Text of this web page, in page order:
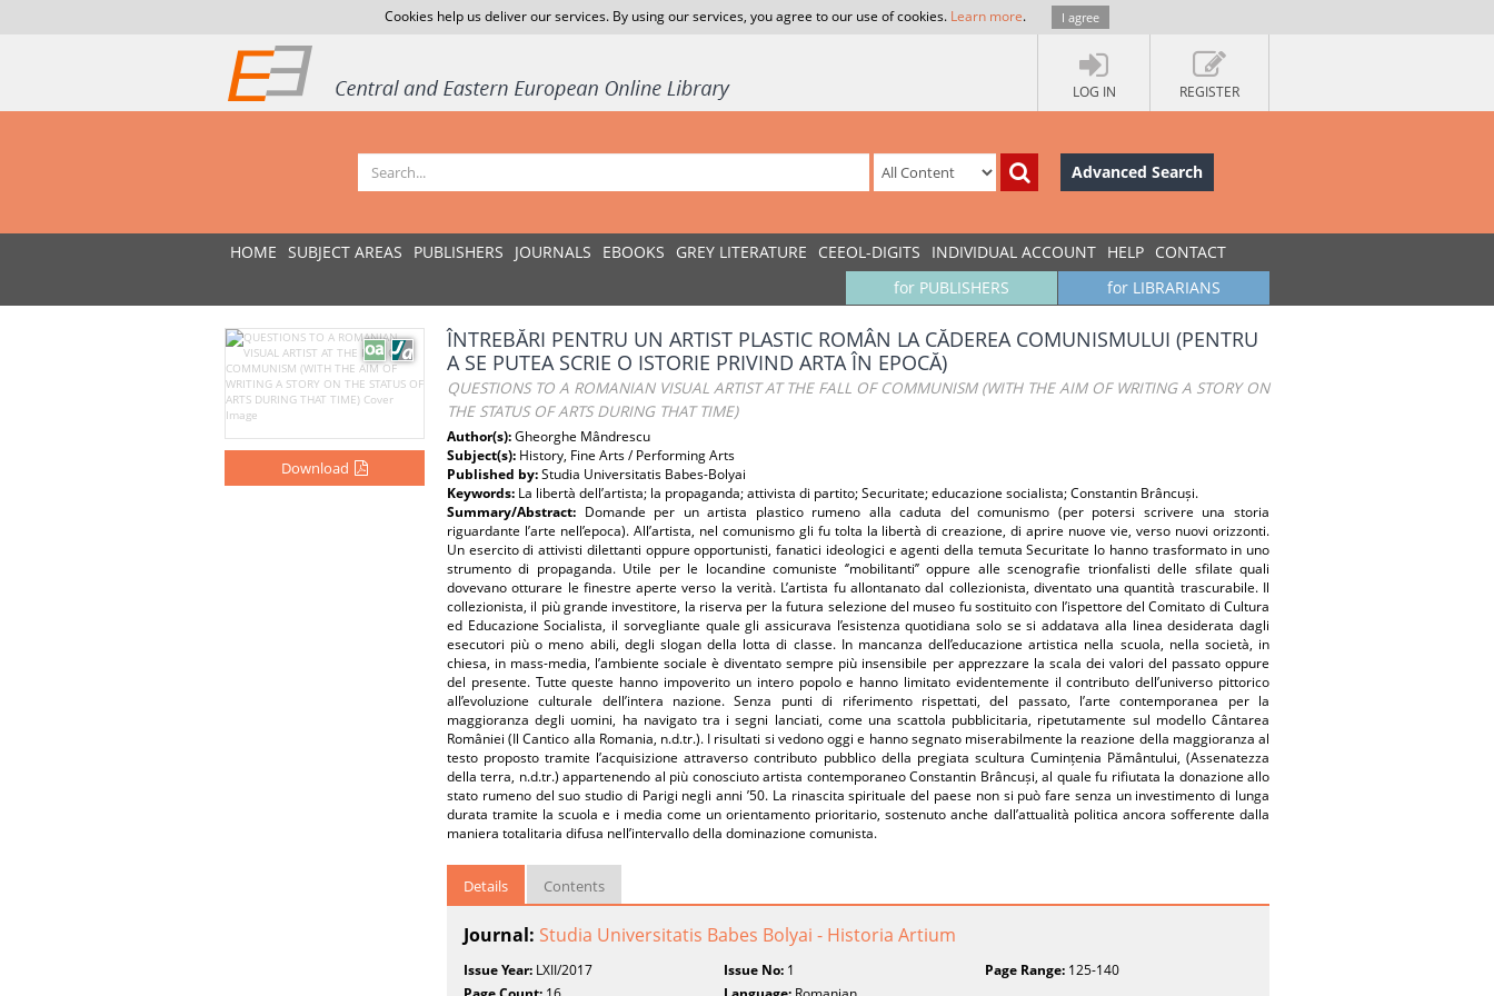
Cookies help us deliver our services. By using our services, you agree to our use of cookies. Learn more. I agree
LOG IN REGISTER
Advanced Search
HOME SUBJECT AREAS PUBLISHERS JOURNALS EBOOKS GREY LITERATURE CEEOL-DIGITS INDIVIDUAL ACCOUNT HELP CONTACT
for LIBRARIANS
for PUBLISHERS
Download
ÎNTREBĂRI PENTRU UN ARTIST PLASTIC ROMÂN LA CĂDEREA COMUNISMULUI (PENTRU
A SE PUTEA SCRIE O ISTORIE PRIVIND ARTA ÎN EPOCĂ)
QUESTIONS TO A ROMANIAN VISUAL ARTIST AT THE FALL OF COMMUNISM (WITH THE AIM OF WRITING A STORY ON
THE STATUS OF ARTS DURING THAT TIME)
Author(s):Gheorghe Mândrescu
Subject(s): History, Fine Arts / Performing Arts
Published by:Studia Universitatis Babes-Bolyai
Keywords: La libertà dell’artista; la propaganda; attivista di partito; Securitate; educazione socialista; Constantin Brâncuși.
Summary/Abstract: Domande per un artista plastico rumeno alla caduta del comunismo (per potersi scrivere una storia
riguardante l’arte nell’epoca). All’artista, nel comunismo gli fu tolta la libertà di creazione, di aprire nuove vie, verso nuovi orizzonti.
Un esercito di attivisti dilettanti oppure opportunisti, fanatici ideologici e agenti della temuta Securitate lo hanno trasformato in uno
strumento di propaganda. Utile per le locandine comuniste ‘’mobilitanti’’ oppure alle scenografie trionfalisti delle sfilate quali
dovevano otturare le finestre aperte verso la verità. L’artista fu allontanato dal collezionista, diventato una quantità trascurabile. Il
collezionista, il più grande investitore, la riserva per la futura selezione del museo fu sostituito con l’ispettore del Comitato di Cultura
ed Educazione Socialista, il sorvegliante quale gli assicurava l’esistenza quotidiana solo se si addatava alla linea desiderata dagli
esecutori più o meno abili, degli slogan della lotta di classe. In mancanza dell’educazione artistica nella scuola, nella società, in
chiesa, in mass-media, l’ambiente sociale è diventato sempre più insensibile per apprezzare la scala dei valori del passato oppure
del presente. Tutte queste hanno impoverito un intero popolo e hanno limitato evidentemente il contributo dell’universo pittorico
all’evoluzione culturale dell’intera nazione. Senza punti di riferimento rispettati, del passato, l’arte contemporanea per la
maggioranza degli uomini, ha navigato tra i segni lanciati, come una scattola pubblicitaria, ripetutamente sul modello Cântarea
României (Il Cantico alla Romania, n.d.tr.). I risultati si vedono oggi e hanno segnato miserabilmente la reazione della maggioranza al
testo proposto tramite l’acquisizione attraverso contributo pubblico della pregiata scultura Cumințenia Pământului, (Assenatezza
della terra, n.d.tr.) appartenendo al più conosciuto artista contemporaneo Constantin Brâncuși, al quale fu rifiutata la donazione allo
stato rumeno del suo studio di Parigi negli anni ’50. La rinascita spirituale del paese non si può fare senza un investimento di lunga
durata tramite la scuola e i media come un orientamento prioritario, sostenuto anche dall’attualità politica ancora sofferente dalla
maniera totalitaria difusa nell’intervallo della dominazione comunista.
Details Contents
Journal: Studia Universitatis Babes Bolyai - Historia Artium
Issue Year: LXII/2017 Issue No: 1 Page Range:125-140